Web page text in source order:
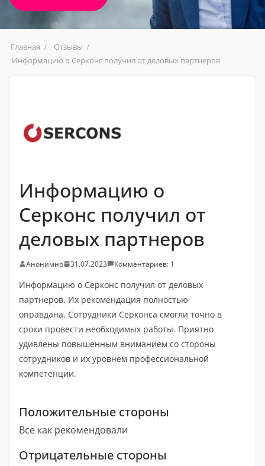
Главная
Отзывы
Информацию о Серконс получил от деловых партнеров
Информацию о
Серконс получил от
деловых партнеров
Анонимно 31.07.2023 Комментариев: 1
Информацию о Серконс получил от деловых
партнеров. Их рекомендация полностью
оправдана. Сотрудники Серконса смогли точно в
сроки провести необходимых работы. Приятно
удивлены повышенным вниманием со стороны
сотрудников и их уровнем профессиональной
компетенции.
Положительные стороны
Все как рекомендовали
Отрицательные стороны